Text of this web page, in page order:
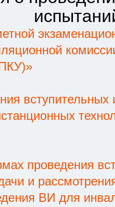
вступительных
проведения
и
ВИ для